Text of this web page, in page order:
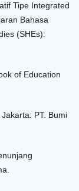
Tipe Integrated
Bahasa
(SHEs):
of Education
PT. Bumi